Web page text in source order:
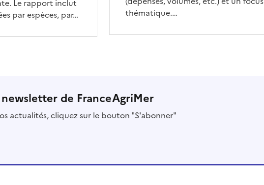
Le rapport inclut
par espèces, par…
thématique.…
de FranceAgriMer
actualités, cliquez sur le bouton "S'abonner"